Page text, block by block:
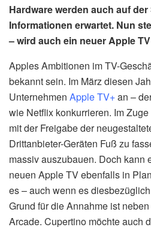
Hardware werden auch auf
Informationen erwartet. Nun
– wird auch ein neuer Apple
Apples Ambitionen im TV-
bekannt sein. Im März diesen
Unternehmen Apple TV+an –
wie Netflix konkurrieren. Im
mit der Freigabe der
Drittanbieter-Geräten Fuß zu
massiv auszubauen. Doch kann
neuen Apple TV ebenfalls in
es – auch wenn es
Grund für die Annahme ist
Arcade. Cupertino möchte auch